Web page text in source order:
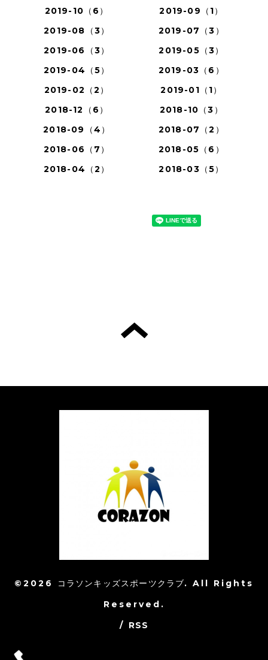
2019-10（6）
2019-09（1）
2019-08（3）
2019-07（3）
2019-06（3）
2019-05（3）
2019-04（5）
2019-03（6）
2019-02（2）
2019-01（1）
2018-12（6）
2018-10（3）
2018-09（4）
2018-07（2）
2018-06（7）
2018-05（6）
2018-04（2）
2018-03（5）
©2026 コラソンキッズスポーツクラブ. All Rights
Reserved.
/ RSS